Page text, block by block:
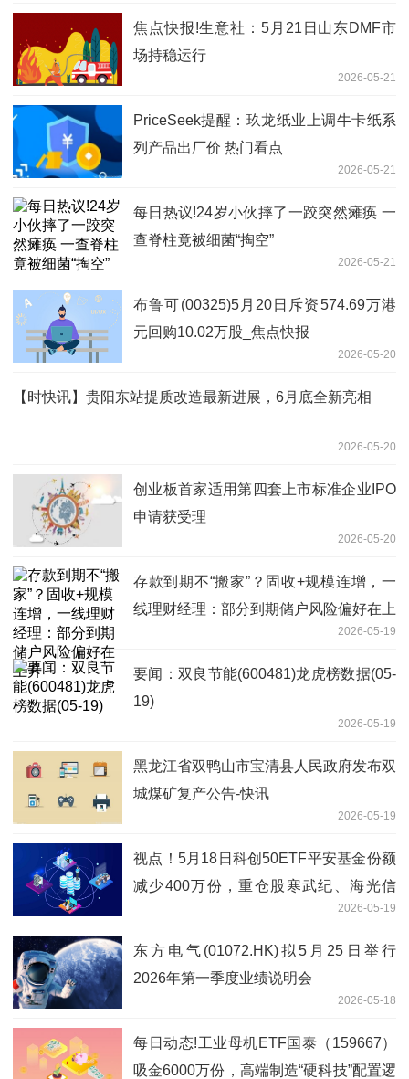
焦点快报!生意社：5月21日山东DMF市
场持稳运行
2026-05-21
PriceSeek提醒：玖龙纸业上调牛卡纸系
列产品出厂价 热门看点
2026-05-21
每日热议!24岁小伙摔了一跤突然瘫痪 一
查脊柱竟被细菌“掏空”
2026-05-21
布鲁可(00325)5月20日斥资574.69万港
元回购10.02万股_焦点快报
2026-05-20
【时快讯】贵阳东站提质改造最新进展，6月底全新亮相
2026-05-20
创业板首家适用第四套上市标准企业IPO
申请获受理
2026-05-20
存款到期不“搬家”？固收+规模连增，一
线理财经理：部分到期储户风险偏好在上
2026-05-19
要闻：双良节能(600481)龙虎榜数据(05-
19)
2026-05-19
黑龙江省双鸭山市宝清县人民政府发布双
城煤矿复产公告-快讯
2026-05-19
视点！5月18日科创50ETF平安基金份额
减少400万份，重仓股寒武纪、海光信
2026-05-19
东方电气(01072.HK)拟5月25日举行
2026年第一季度业绩说明会
2026-05-18
每日动态!工业母机ETF国泰（159667）
吸金6000万份，高端制造“硬科技”配置逻